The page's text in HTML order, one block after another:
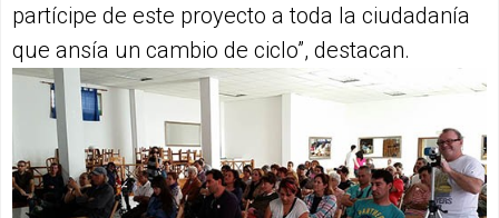
partícipe de este proyecto a toda la ciudadanía
que ansía un cambio de ciclo”, destacan.